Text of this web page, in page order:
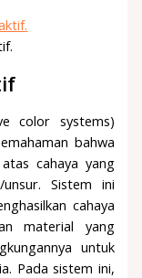
color systems)
bahwa
cahaya yang
Sistem ini
cahaya
material yang
untuk
Pada sistem ini,